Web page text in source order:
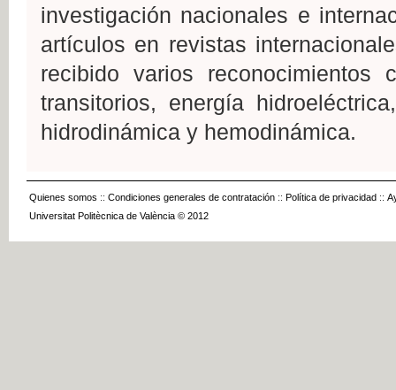
investigación nacionales e
artículos en revistas
recibido varios reconocimientos
transitorios, energía
hidrodinámica y hemodinámica.
Quienes somos :: Condiciones generales de contratación :: Política de privacidad ::
Universitat Politècnica de València © 2012